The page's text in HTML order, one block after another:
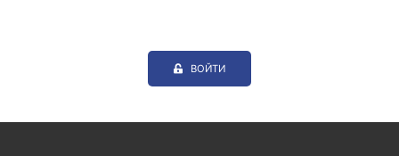
ВОЙТИ